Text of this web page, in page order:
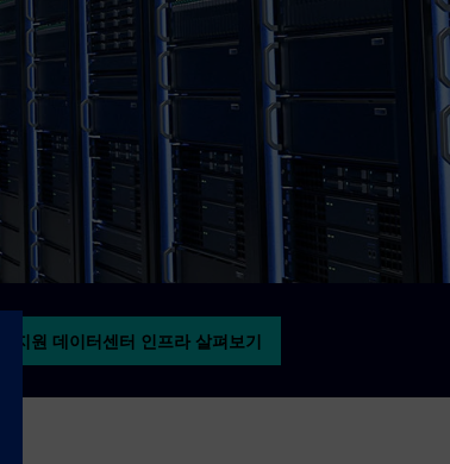
AI 지원 데이터센터 인프라 살펴보기